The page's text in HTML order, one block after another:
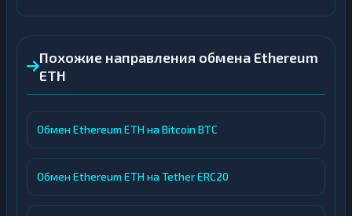
Похожие направления обмена Ethereum
ETH
Обмен Ethereum ETH на Bitcoin BTC
Обмен Ethereum ETH на Tether ERC20